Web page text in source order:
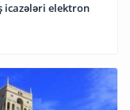
icazələri elektron